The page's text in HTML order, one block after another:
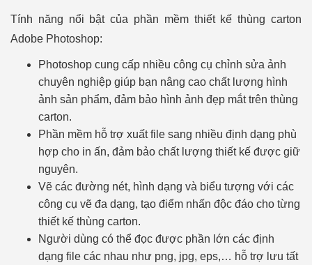
Tính năng nổi bật của phần mềm thiết kế thùng carton
Adobe Photoshop:
Photoshop cung cấp nhiều công cụ chỉnh sửa ảnh
chuyên nghiệp giúp bạn nâng cao chất lượng hình
ảnh sản phẩm, đảm bảo hình ảnh đẹp mắt trên thùng
carton.
Phần mềm hỗ trợ xuất file sang nhiều định dạng phù
hợp cho in ấn, đảm bảo chất lượng thiết kế được giữ
nguyên.
Vẽ các đường nét, hình dạng và biểu tượng với các
công cụ vẽ đa dạng, tạo điểm nhấn độc đáo cho từng
thiết kế thùng carton.
Người dùng có thể đọc được phần lớn các định
dạng file các nhau như png, jpg, eps,… hỗ trợ lưu tất